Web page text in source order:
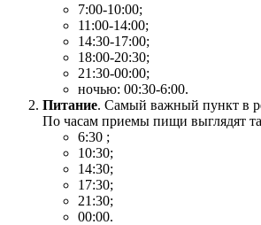
7:00-10:00;
11:00-14:00;
14:30-17:00;
18:00-20:30;
21:30-00:00;
ночью: 00:30-6:00.
Питание. Самый важный пункт в
По часам приемы пищи выглядят
6:30 ;
10:30;
14:30;
17:30;
21:30;
00:00.